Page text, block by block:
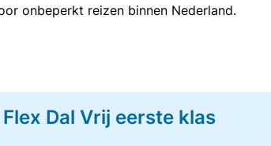
onbeperkt reizen binnen Nederland.
Flex Dal Vrij eerste klas